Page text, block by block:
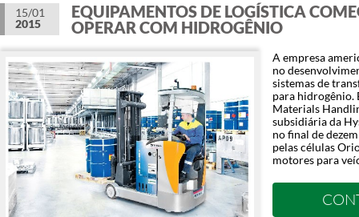
15/01
2015
EQUIPAMENTOS DE LOGÍSTICA
OPERAR COM HIDROGÊNIO
A empresa
no
sistemas de
para hidrogênio.
Materials
subsidiária da
no final de
pelas células
motores para